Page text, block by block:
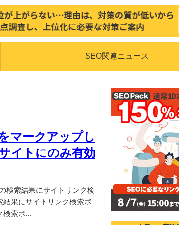
SEO関連ニュース
マークアップし
イトにのみ有効
検索結果にサイトリンク検
果にサイトリンク検索ボ
検索ボ...